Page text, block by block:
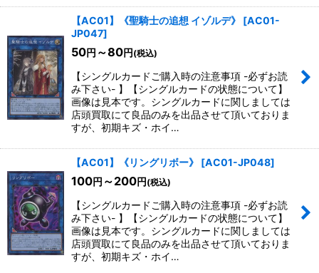
【AC01】《聖騎士の追想 イゾルデ》 [AC01-
JP047]
50円 ～80円 (税込)
【シングルカードご購入時の注意事項 -必ずお読
み下さい- 】【シングルカードの状態について】
画像は見本です。シングルカードに関しましては
店頭買取にて良品のみを出品させて頂いておりま
すが、初期キズ・ホイ…
【AC01】《リングリボー》 [AC01-JP048]
100円 ～200円 (税込)
【シングルカードご購入時の注意事項 -必ずお読
み下さい- 】【シングルカードの状態について】
画像は見本です。シングルカードに関しましては
店頭買取にて良品のみを出品させて頂いておりま
すが、初期キズ・ホイ…